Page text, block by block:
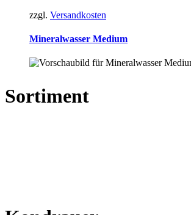
zzgl. Versandkosten
Mineralwasser Medium
Sortiment